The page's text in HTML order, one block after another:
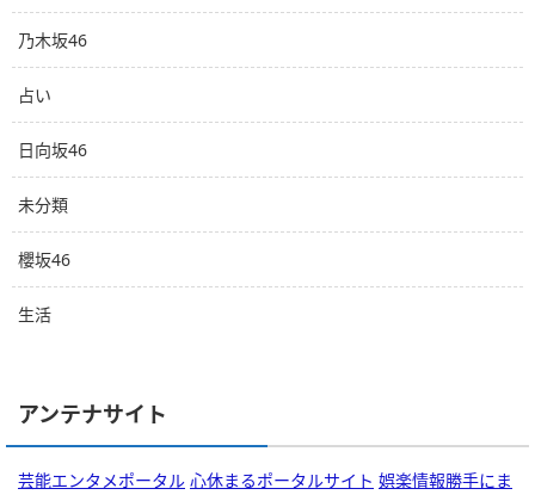
乃木坂46
占い
日向坂46
未分類
櫻坂46
生活
アンテナサイト
芸能エンタメポータル 心休まるポータルサイト 娯楽情報勝手にま